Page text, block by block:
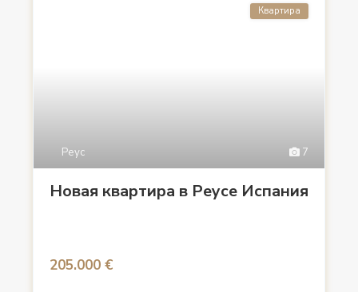
7
Реус
Квартира
Новая квартира в Реусе Испания
205.000 €